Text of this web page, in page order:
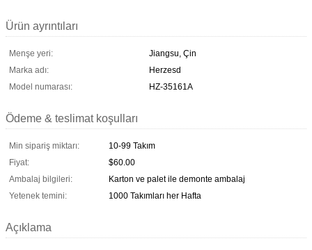
Ürün ayrıntıları
Menşe yeri:
Jiangsu, Çin
Marka adı:
Herzesd
Model numarası:
HZ-35161A
Ödeme & teslimat koşulları
Min sipariş miktarı:
10-99 Takım
Fiyat:
$60.00
Ambalaj bilgileri:
Karton ve palet ile demonte ambalaj
Yetenek temini:
1000 Takımları her Hafta
Açıklama